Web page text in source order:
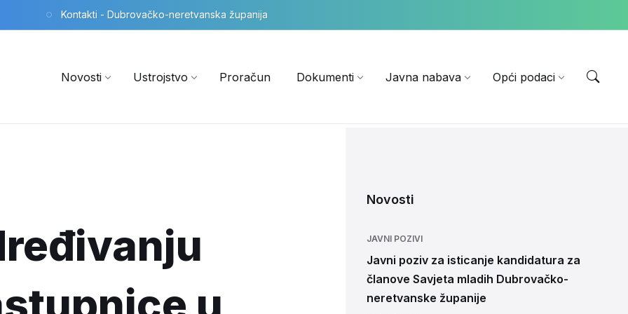
Kontakti - Dubrovačko-neretvanska županija
Novosti Ustrojstvo Proračun Dokumenti Javna nabava Opći podaci
Novosti
JAVNI POZIVI
Javni poziv za isticanje kandidatura za
članove Savjeta mladih Dubrovačko-
neretvanske županije